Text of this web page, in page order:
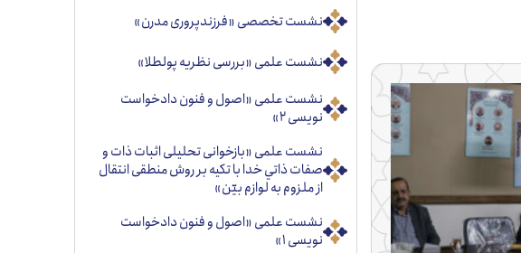
نشست تخصصی «فرزندپروری مدرن»
نشست علمی «بررسی نظریه پولطلا»
نشست علمی «اصول و فنون دادخواست
نویسی ۲»
نشست علمی «بازخوانی تحليلی اثبات ذات و
صفات ذاتي خدا با تكيه بر روش منطقی انتقال
از ملزوم به لوازم بيّن»
نشست علمی «اصول و فنون دادخواست
نویسی ۱»